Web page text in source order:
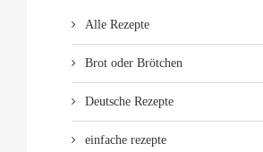
Alle Rezepte
Brot oder Brötchen
Deutsche Rezepte
einfache rezepte